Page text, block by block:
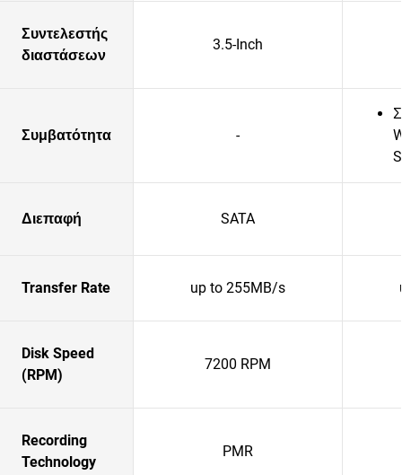
Συντελεστής
διαστάσεων
3.5-Inch
Συμβατότητα -
Διεπαφή SATA
Transfer Rate up to 255MB/s
Disk Speed
(RPM)
7200 RPM
Recording
Technology
PMR